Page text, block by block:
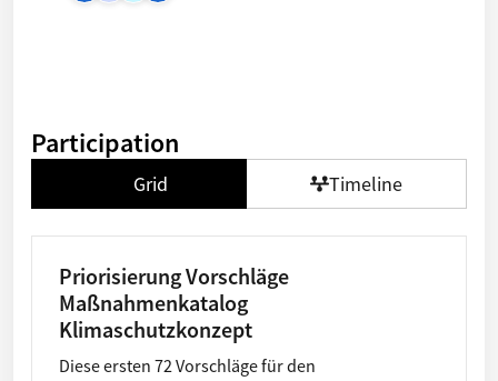
Participation
Grid Timeline
Priorisierung Vorschläge
Maßnahmenkatalog
Klimaschutzkonzept
Diese ersten 72 Vorschläge für den